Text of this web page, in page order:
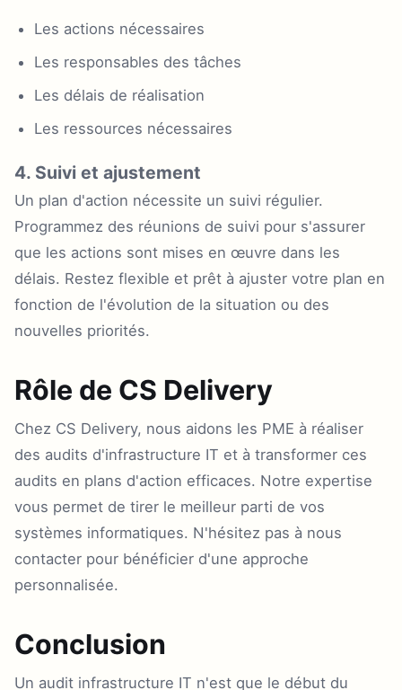
Les actions nécessaires
Les responsables des tâches
Les délais de réalisation
Les ressources nécessaires
4. Suivi et ajustement
Un plan d'action nécessite un suivi régulier.
Programmez des réunions de suivi pour s'assurer
que les actions sont mises en œuvre dans les
délais. Restez flexible et prêt à ajuster votre plan en
fonction de l'évolution de la situation ou des
nouvelles priorités.
Rôle de CS Delivery
Chez CS Delivery, nous aidons les PME à réaliser
des audits d'infrastructure IT et à transformer ces
audits en plans d'action efficaces. Notre expertise
vous permet de tirer le meilleur parti de vos
systèmes informatiques. N'hésitez pas à nous
contacter pour bénéficier d'une approche
personnalisée.
Conclusion
Un audit infrastructure IT n'est que le début du